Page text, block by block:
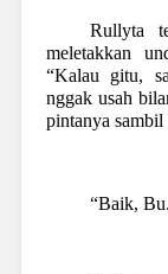
Rullyta
meletakkan
“Kalau gitu,
nggak usah
pintanya
“Baik,